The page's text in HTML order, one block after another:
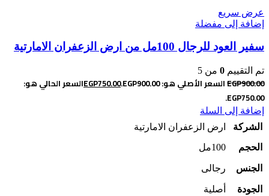
عرض سريع
إضافة إلى مفضلة
سفير العود للرجال 100مل من ارض الزعفران الامارتية
تم التقييم 0 من 5
EGP900.00 السعر الأصلي هو: EGP900.00. EGP750.00
السعر الحالي هو:
EGP750.00.
إضافة إلى السلة
الشركة
ارض الزعفران الامارتية
الحجم
100مل
الجنس رجالى
الجودة أصلية